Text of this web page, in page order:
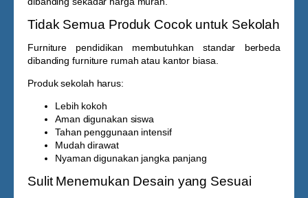
Tidak Semua Produk Cocok untuk Sekolah
Furniture pendidikan membutuhkan standar berbeda
dibanding furniture rumah atau kantor biasa.
Produk sekolah harus:
Lebih kokoh
Aman digunakan siswa
Tahan penggunaan intensif
Mudah dirawat
Nyaman digunakan jangka panjang
Sulit Menemukan Desain yang Sesuai